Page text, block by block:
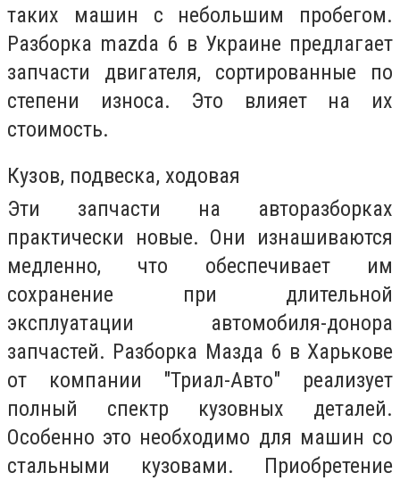
таких машин с небольшим пробегом.
Разборка mazda 6 в Украине предлагает
запчасти двигателя, сортированные по
степени износа. Это влияет на их
стоимость.
Кузов, подвеска, ходовая
Эти запчасти на авторазборках
практически новые. Они изнашиваются
медленно, что обеспечивает им
сохранение при длительной
эксплуатации автомобиля-донора
запчастей. Разборка Мазда 6 в Харькове
от компании "Триал-Авто" реализует
полный спектр кузовных деталей.
Особенно это необходимо для машин со
стальными кузовами. Приобретение